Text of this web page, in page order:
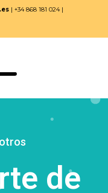
| +34 868 181 024 |
de